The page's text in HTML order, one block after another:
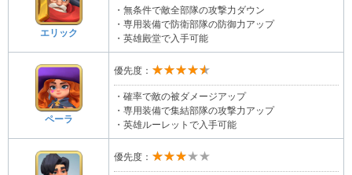
エリック
・無条件で敵全部隊の攻撃力ダウン
・専用装備で防衛部隊の防御力アップ
・英雄殿堂で入手可能
ペーラ
優先度： ★★★★★
・確率で敵の被ダメージアップ
・専用装備で集結部隊の攻撃力アップ
・英雄ルーレットで入手可能
優先度： ★★★★★